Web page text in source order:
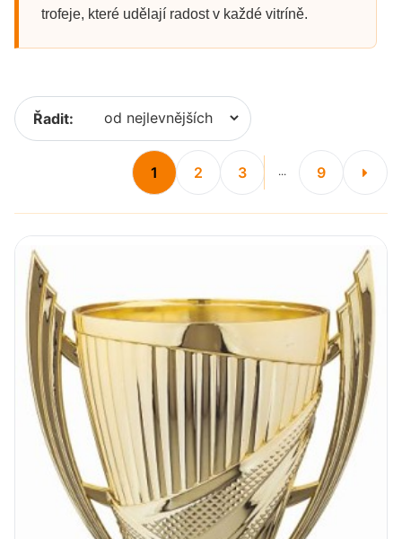
trofeje, které udělají radost v každé vitríně.
Řadit:
1 2 3 ... 9